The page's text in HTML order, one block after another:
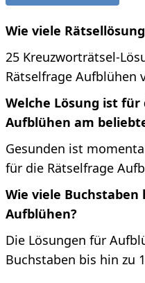
Wie viele
25 Kreuzworträtsel-
Rätselfrage Aufblühen
Welche Lösung ist für
Aufblühen am
Gesunden ist
für die Rätselfrage
Wie viele
Aufblühen?
Die Lösungen für
Buchstaben bis hin zu